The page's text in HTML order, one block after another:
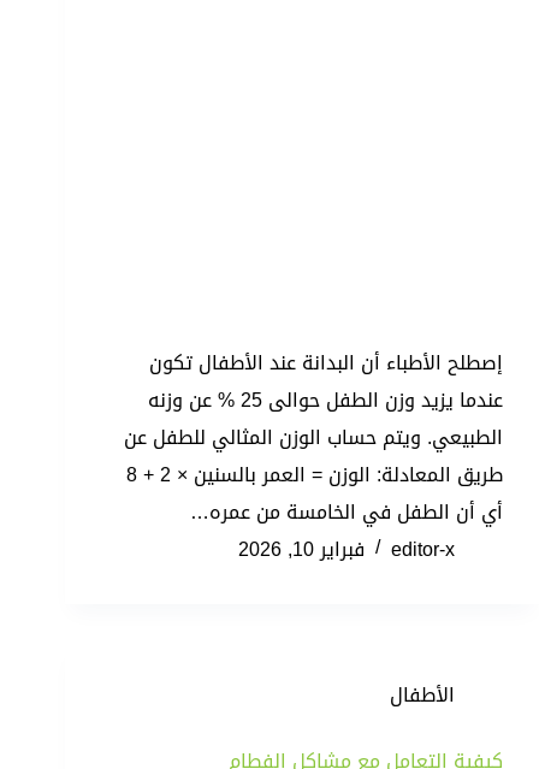
إصطلح الأطباء أن البدانة عند الأطفال تكون
عندما يزيد وزن الطفل حوالى 25 % عن وزنه
الطبيعي. ويتم حساب الوزن المثالي للطفل عن
طريق المعادلة: الوزن = العمر بالسنين × 2 + 8
أي أن الطفل في الخامسة من عمره…
editor-x
فبراير 10, 2026
الأطفال
كيفية التعامل مع مشاكل الفطام